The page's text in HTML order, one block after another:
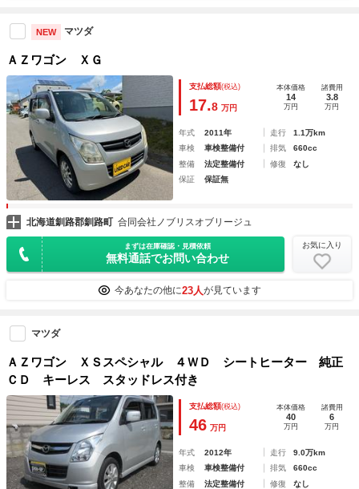
NEW マツダ
ＡＺワゴン ＸＧ
支払総額(税込)
17.8 万円
本体価格
14
万円
諸費用
3.8
万円
年式 2011年 走行
1.1万km
車検
車検整備付 排気
660cc
整備
法定整備付 修復
なし
保証
保証無
北海道釧路郡釧路町 合同会社ノブリスオブリージュ
まずは在庫確認・見積依頼
無料通話でお問い合わせ
お気に入り
今あなたの他に23人が見ています
マツダ
ＡＺワゴン ＸＳスペシャル ４ＷＤ シートヒーター 純正
ＣＤ キーレス スタッドレス付き
支払総額(税込)
46 万円
本体価格
40
万円
諸費用
6
万円
年式 2012年 走行
9.0万km
車検
車検整備付 排気
660cc
整備
法定整備付 修復
なし